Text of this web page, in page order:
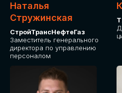
Наталья
Стружинская
СтройТрансНефтеГаз
Заместитель генерального
директора по управлению
персоналом
СРЕДИ
МЕРОПРИЯТИЯ